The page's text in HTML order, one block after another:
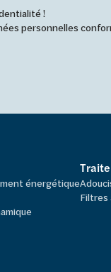
!
personnelles
énergétique
Filtres